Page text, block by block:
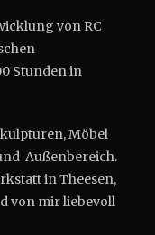
von RC
Stunden in
Möbel
Außenbereich.
in Theesen,
von mir liebevoll